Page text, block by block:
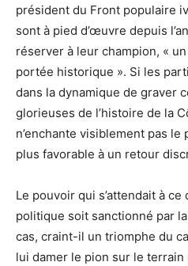
président du Front populaire
sont à pied d’œuvre depuis
réserver à leur champion, «
portée historique ». Si les
dans la dynamique de graver
glorieuses de l’histoire de la
n’enchante visiblement pas
plus favorable à un retour
Le pouvoir qui s’attendait à
politique soit sanctionné par la
cas, craint-il un triomphe du
lui damer le pion sur le